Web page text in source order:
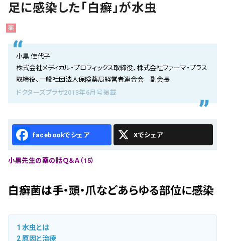
DRP医療情報館とは?
会社概要
お知らせ
足に感染した「白癬」が水虫
薬
小黒 佳代子
株式会社メディカル・プロフィックス取締役、株式会社ファーマ・プラス
取締役、一般社団法人保険薬局経営者連合会 副会長
ドクターズプラザ2013年6月号掲載
Facebook X
小黒先生の薬の話Ｑ＆Ａ（15）
白癬菌は手・頭・爪などあらゆる部位に感染
1 水虫とは
2原因と治療